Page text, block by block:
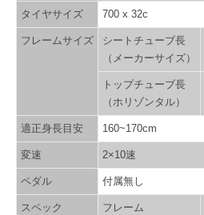
タイヤサイズ 700 x 32c
フレームサイズ
シートチューブ長
（メーカーサイズ）
トップチューブ長
（ホリゾンタル）
適正身長目安 160~170cm
変速 2×10速
ペダル 付属無し
スペック フレーム